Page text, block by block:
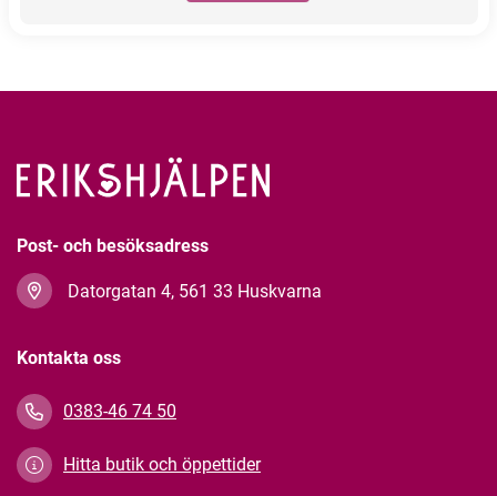
Post- och besöksadress
Datorgatan 4, 561 33 Huskvarna
Kontakta oss
0383-46 74 50
Hitta butik och öppettider